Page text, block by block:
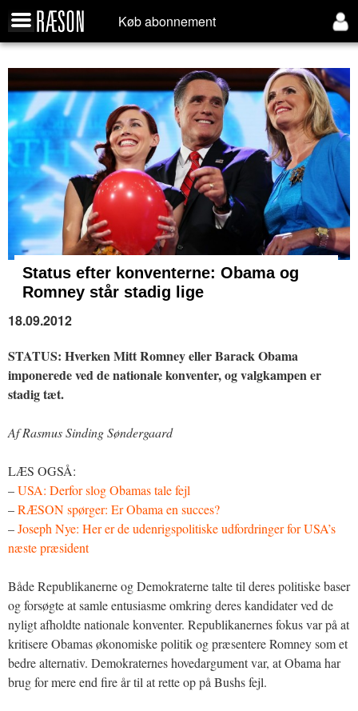
Køb abonnement
Status efter konventerne: Obama og
Romney står stadig lige
18.09.2012
STATUS: Hverken Mitt Romney eller Barack Obama
imponerede ved de nationale konventer, og valgkampen er
stadig tæt.
Af Rasmus Sinding Søndergaard
LÆS OGSÅ:
–USA: Derfor slog Obamas tale fejl
–RÆSON spørger: Er Obama en succes?
–Joseph Nye: Her er de udenrigspolitiske udfordringer for USA’s
næste præsident
Både Republikanerne og Demokraterne talte til deres politiske baser
og forsøgte at samle entusiasme omkring deres kandidater ved de
nyligt afholdte nationale konventer. Republikanernes fokus var på at
kritisere Obamas økonomiske politik og præsentere Romney som et
bedre alternativ. Demokraternes hovedargument var, at Obama har
brug for mere end fire år til at rette op på Bushs fejl.